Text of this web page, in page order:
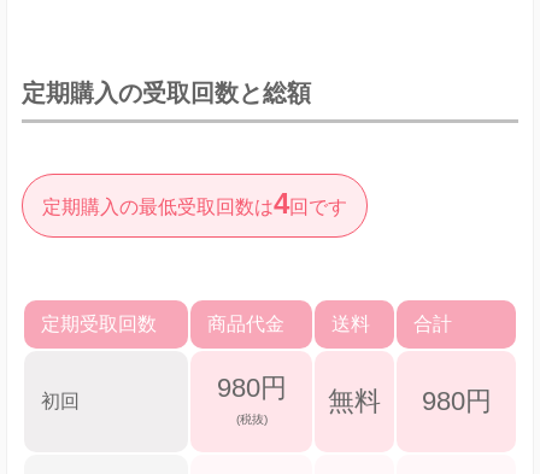
定期購入の受取回数と総額
定期購入の最低受取回数は4回です
定期受取回数 商品代金 送料 合計
初回 980円
(税抜)
無料 980円